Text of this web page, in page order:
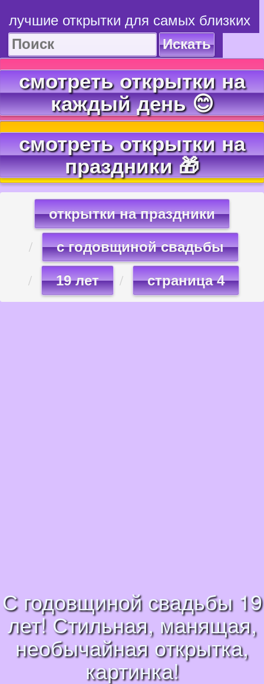
лучшие открытки для самых близких
Искать
смотреть открытки на
каждый день 😊
смотреть открытки на
праздники 🎁
открытки на праздники
с годовщиной свадьбы
19 лет страница 4
С годовщиной свадьбы 19
лет! Стильная, манящая,
необычайная открытка,
картинка!